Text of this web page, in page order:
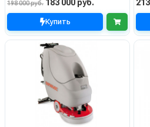
198 000 руб. 183 000 руб.
Купить